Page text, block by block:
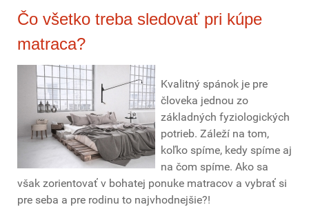
Čo všetko treba sledovať pri kúpe
matraca?
Kvalitný spánok je pre
človeka jednou zo
základných fyziologických
potrieb. Záleží na tom,
koľko spíme, kedy spíme aj
na čom spíme. Ako sa
však zorientovať v bohatej ponuke matracov a vybrať si
pre seba a pre rodinu to najvhodnejšie?!